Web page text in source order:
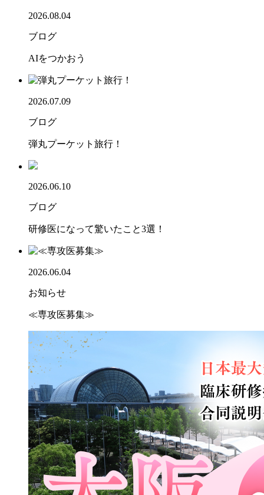
2026.08.04
ブログ
AIをつかおう
2026.07.09
ブログ
弾丸プーケット旅行！
2026.06.10
ブログ
研修医になって驚いたこと3選！
2026.06.04
お知らせ
≪専攻医募集≫